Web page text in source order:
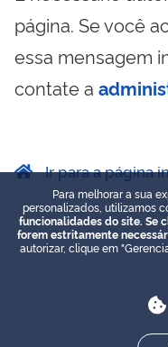
página. Se você
essa mensagem
contate a
Ir para a página
Para melhorar a sua
personalizados, utilizamos
funcionalidades do site. Se
forem estritamente
autorizar, clique em